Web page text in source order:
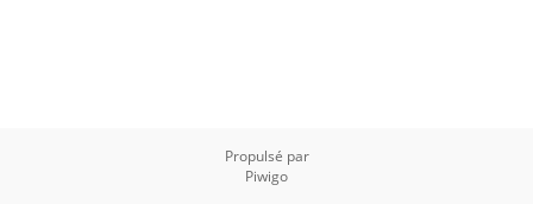
Propulsé par
Piwigo